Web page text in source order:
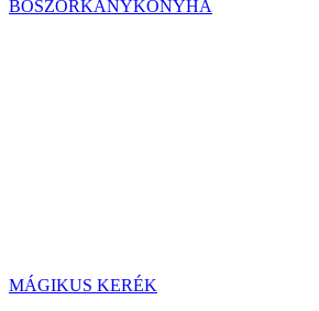
BOSZORKÁNYKONYHA
MÁGIKUS KERÉK